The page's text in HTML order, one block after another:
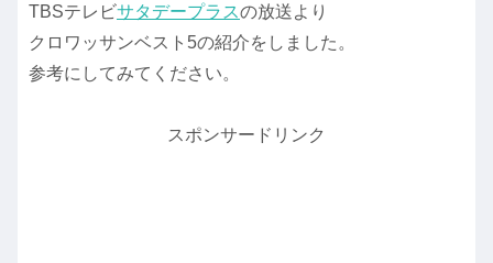
TBSテレビサタデープラスの放送より
クロワッサンベスト5の紹介をしました。
参考にしてみてください。
スポンサードリンク